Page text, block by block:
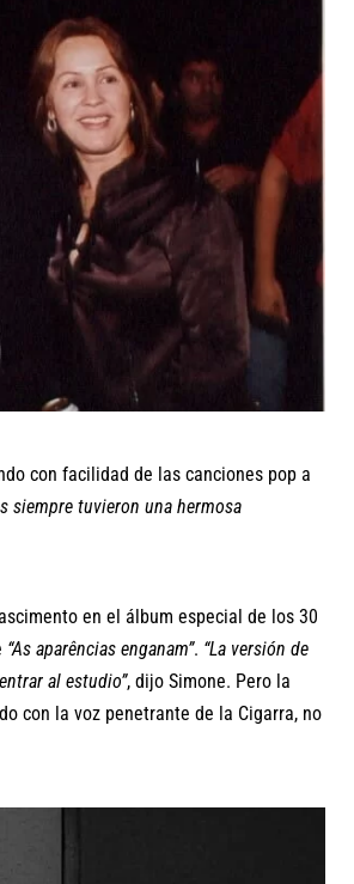
con facilidad de las canciones pop a
siempre tuvieron una hermosa
en el álbum especial de los 30
“As aparências enganam”. “La versión de
al estudio”, dijo Simone. Pero la
con la voz penetrante de la Cigarra, no